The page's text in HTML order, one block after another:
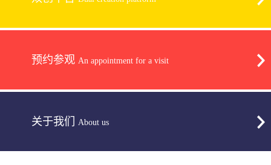
预约参观 An appointment for a visit
关于我们 About us